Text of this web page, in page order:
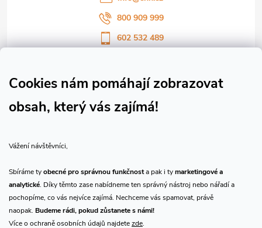
Cookies nám pomáhají zobrazovat
obsah, který vás zajímá!
Vážení návštěvníci,
Sbíráme tyobecné pro správnou funkčnosta pak i tymarketingové a
analytické. Díky těmto zase nabídneme ten správný nástroj nebo nářadí a
pochopíme, co vás nejvíce zajímá. Nechceme vás spamovat, právě
naopak. Budeme rádi, pokud zůstanete s námi!
Více o ochraně osobních údajů najdetezde.
800 909 999
602 532 489
Sledujte náš vlog CHN_CZ
Přijímáme online platby